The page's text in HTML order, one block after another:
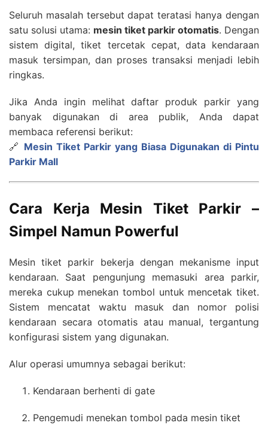
Seluruh masalah tersebut dapat teratasi hanya dengan
satu solusi utama: mesin tiket parkir otomatis. Dengan
sistem digital, tiket tercetak cepat, data kendaraan
masuk tersimpan, dan proses transaksi menjadi lebih
ringkas.
Jika Anda ingin melihat daftar produk parkir yang
banyak digunakan di area publik, Anda dapat
membaca referensi berikut:
🔗 Mesin Tiket Parkir yang Biasa Digunakan di Pintu
Parkir Mall
Cara Kerja Mesin Tiket Parkir –
Simpel Namun Powerful
Mesin tiket parkir bekerja dengan mekanisme input
kendaraan. Saat pengunjung memasuki area parkir,
mereka cukup menekan tombol untuk mencetak tiket.
Sistem mencatat waktu masuk dan nomor polisi
kendaraan secara otomatis atau manual, tergantung
konfigurasi sistem yang digunakan.
Alur operasi umumnya sebagai berikut:
Kendaraan berhenti di gate
Pengemudi menekan tombol pada mesin tiket